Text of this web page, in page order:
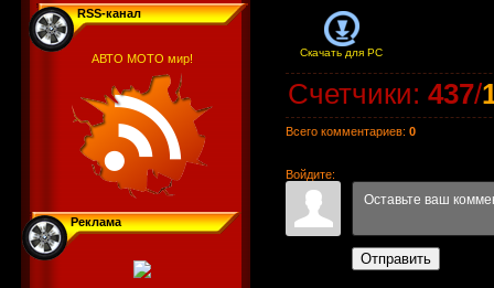
RSS-канал
АВТО МОТО мир!
Реклама
Скачать для PC
Счетчики: 437/
Всего комментариев: 0
Войдите:
Отправить